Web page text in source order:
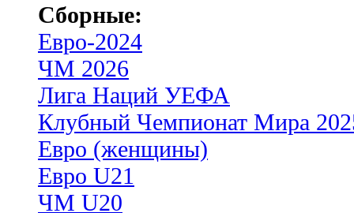
Сборные:
Евро-2024
ЧМ 2026
Лига Наций УЕФА
Клубный Чемпионат Мира
Евро (женщины)
Евро U21
ЧМ U20